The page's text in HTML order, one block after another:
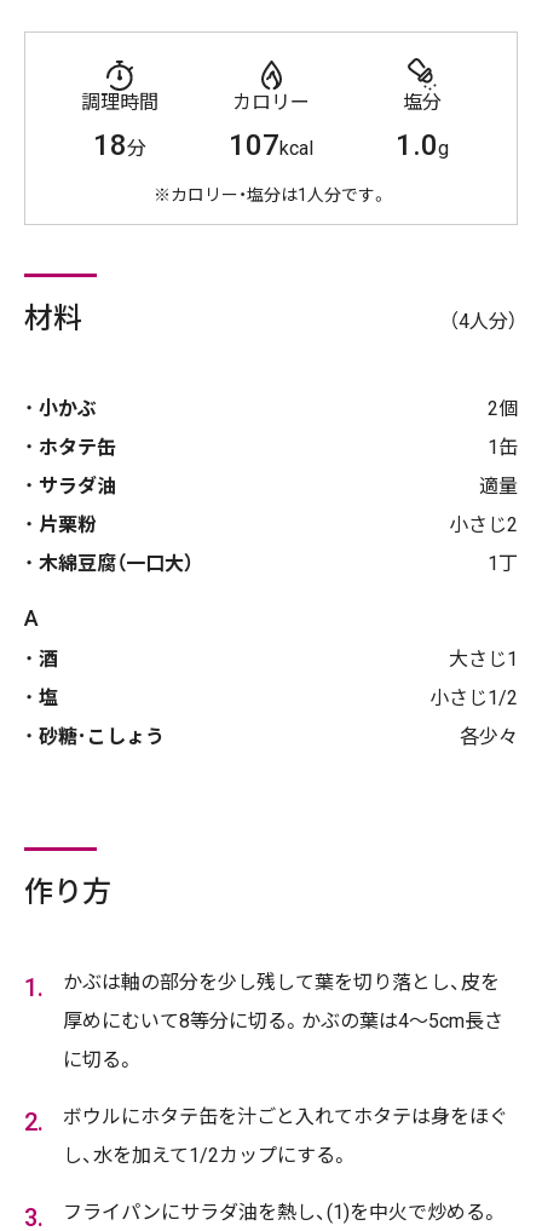
調理時間
18分
カロリー
107kcal
塩分
1.0g
※カロリー・塩分は1人分です。
材料 （4人分）
小かぶ
2個
ホタテ缶
1缶
サラダ油
適量
片栗粉
小さじ2
木綿豆腐（一口大）
1丁
A
酒
大さじ1
塩
小さじ1/2
砂糖･こしょう
各少々
作り方
かぶは軸の部分を少し残して葉を切り落とし、皮を
厚めにむいて8等分に切る。かぶの葉は4～5cm長さ
に切る。
ボウルにホタテ缶を汁ごと入れてホタテは身をほぐ
し、水を加えて1/2カップにする。
フライパンにサラダ油を熱し、(1)を中火で炒める。